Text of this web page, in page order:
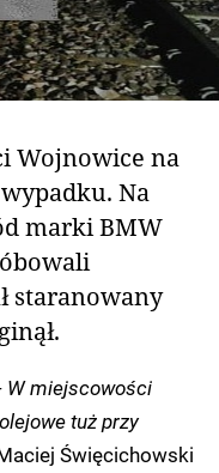
Wojnowice na
Na
marki BMW
staranowany
W miejscowości
tuż przy
Święcichowski